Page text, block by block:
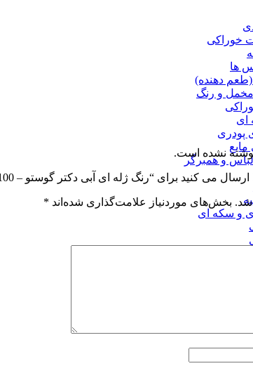
خوراکی
ها
دهنده)
و رنگ
ای
پودری
و همبرگر
و سکه ای
نشده است.
می کنید برای “رنگ ژله ای آبی دکتر گوستو – 100 گرمی”
شد. بخش‌های موردنیاز علامت‌گذاری شده‌اند *